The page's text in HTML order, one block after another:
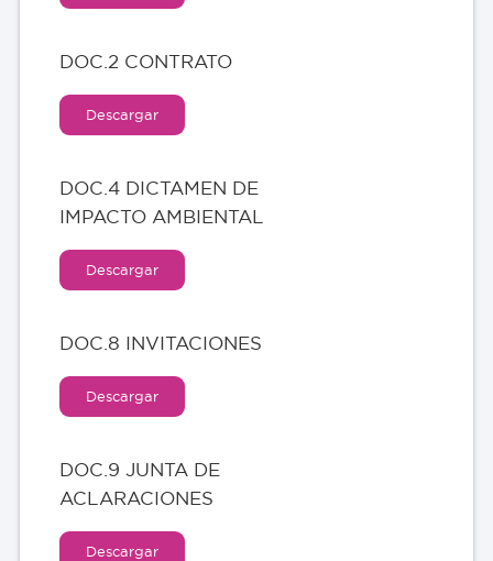
DOC.2 CONTRATO
Descargar
DOC.4 DICTAMEN DE
IMPACTO AMBIENTAL
Descargar
DOC.8 INVITACIONES
Descargar
DOC.9 JUNTA DE
ACLARACIONES
Descargar